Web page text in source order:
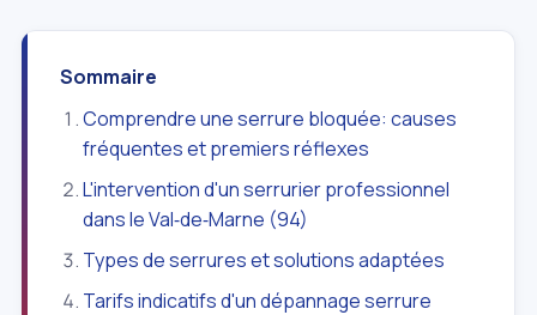
Sommaire
Comprendre une serrure bloquée: causes
fréquentes et premiers réflexes
L'intervention d'un serrurier professionnel
dans le Val‑de‑Marne (94)
Types de serrures et solutions adaptées
Tarifs indicatifs d'un dépannage serrure